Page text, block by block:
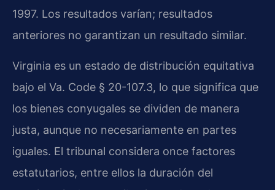
1997. Los resultados varían; resultados
anteriores no garantizan un resultado similar.
Virginia es un estado de distribución equitativa
bajo el Va. Code § 20-107.3, lo que significa que
los bienes conyugales se dividen de manera
justa, aunque no necesariamente en partes
iguales. El tribunal considera once factores
estatutarios, entre ellos la duración del